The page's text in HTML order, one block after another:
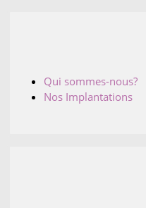
Qui sommes-nous?
Nos Implantations